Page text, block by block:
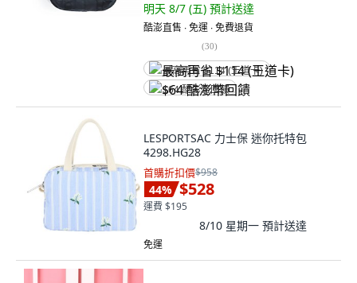
明天 8/7 (五) 預計送達
酷澎直售 ∙ 免運 ∙ 免費退貨
(30)
最高再省 $114 (王道卡)
$64 酷澎幣回饋
LESPORTSAC 力士保 迷你托特包
4298.HG28
首購折扣價$958
44% $528
運費 $195
8/10 星期一 預計送達
免運